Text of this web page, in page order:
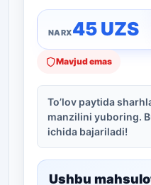
45UZS
Mavjud emas
To’lov paytida
manzilini yuboring.
ichida bajariladi!
Ushbu